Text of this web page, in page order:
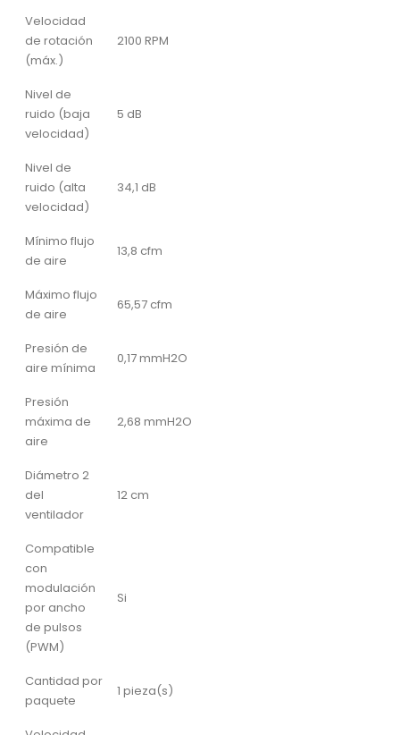
Velocidad
de rotación
(máx.)
2100 RPM
Nivel de
ruido (baja
velocidad)
5 dB
Nivel de
ruido (alta
velocidad)
34,1 dB
Mínimo flujo
de aire
13,8 cfm
Máximo flujo
de aire
65,57 cfm
Presión de
aire mínima
0,17 mmH2O
Presión
máxima de
aire
2,68 mmH2O
Diámetro 2
del
ventilador
12 cm
Compatible
con
modulación
por ancho
de pulsos
(PWM)
Si
Cantidad por
paquete
1 pieza(s)